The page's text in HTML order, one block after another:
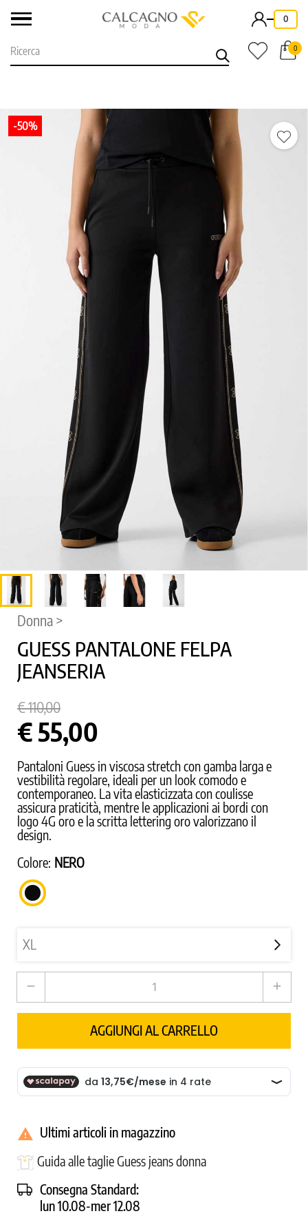
- 0
0
-50%
Donna >
GUESS PANTALONE FELPA
JEANSERIA
€ 110,00
€ 55,00
Pantaloni Guess in viscosa stretch con gamba larga e
vestibilità regolare, ideali per un look comodo e
contemporaneo. La vita elasticizzata con coulisse
assicura praticità, mentre le applicazioni ai bordi con
logo 4G oro e la scritta lettering oro valorizzano il
design.
Colore: NERO
NERO
remove add
AGGIUNGI AL CARRELLO
 Ultimi articoli in magazzino
Guida alle taglie Guess jeans donna
Consegna Standard:
lun 10.08-mer 12.08